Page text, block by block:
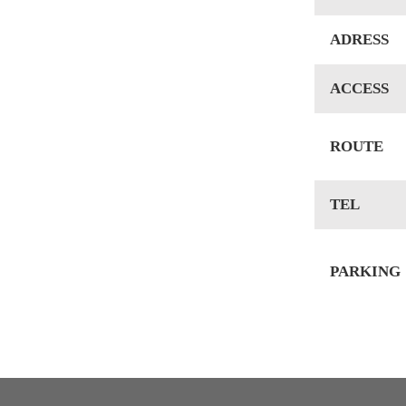
ADRESS
ACCESS
ROUTE
TEL
PARKING